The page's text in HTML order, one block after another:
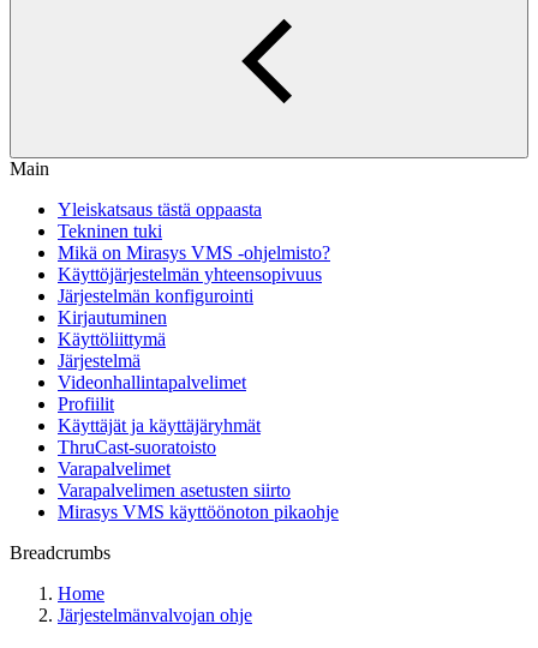
Main
Yleiskatsaus tästä oppaasta
Tekninen tuki
Mikä on Mirasys VMS -ohjelmisto?
Käyttöjärjestelmän yhteensopivuus
Järjestelmän konfigurointi
Kirjautuminen
Käyttöliittymä
Järjestelmä
Videonhallintapalvelimet
Profiilit
Käyttäjät ja käyttäjäryhmät
ThruCast-suoratoisto
Varapalvelimet
Varapalvelimen asetusten siirto
Mirasys VMS käyttöönoton pikaohje
Breadcrumbs
Home
Järjestelmänvalvojan ohje